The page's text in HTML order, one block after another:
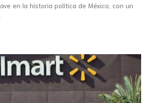
en la historia política de México, con un